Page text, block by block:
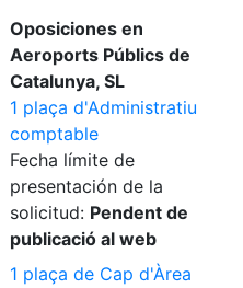
Oposiciones en
Aeroports Públics de
Catalunya, SL
1 plaça d'Administratiu
comptable
Fecha límite de
presentación de la
solicitud: Pendent de
publicació al web
1 plaça de Cap d'Àrea